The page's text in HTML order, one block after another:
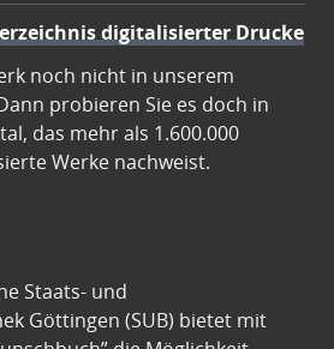
digitalisierter Drucke
noch nicht in unserem
probieren Sie es doch in
das mehr als 1.600.000
Werke nachweist.
Staats- und
Göttingen (SUB) bietet mit